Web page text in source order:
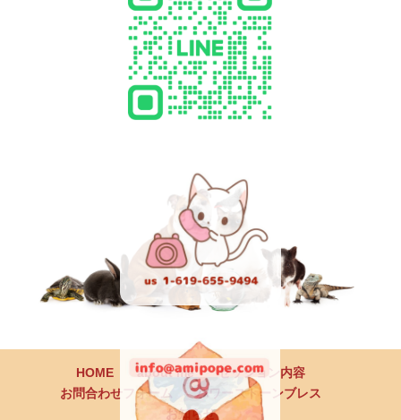
HOME about me
セッション内容
お問合わせフォーム
パワーストーンブレス
お知らせ